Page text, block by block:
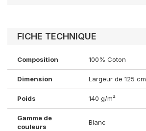
FICHE TECHNIQUE
Composition 100% Coton
Dimension Largeur de 125 cm
Poids 140 g/m²
Gamme de
couleurs
Blanc